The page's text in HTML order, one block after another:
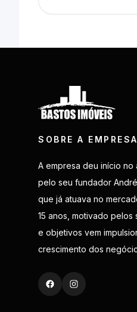
SOBRE A EMPRESA
A empresa deu início no
pelo seu fundador
que já atuava no
15 anos, motivado pelos
e objetivos vem
crescimento dos